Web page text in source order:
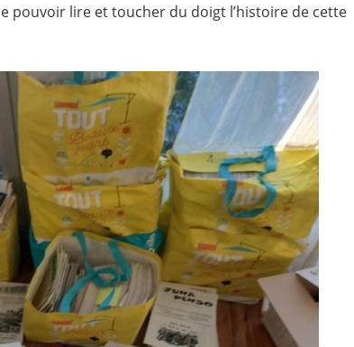
pouvoir lire et toucher du doigt l’histoire de cette